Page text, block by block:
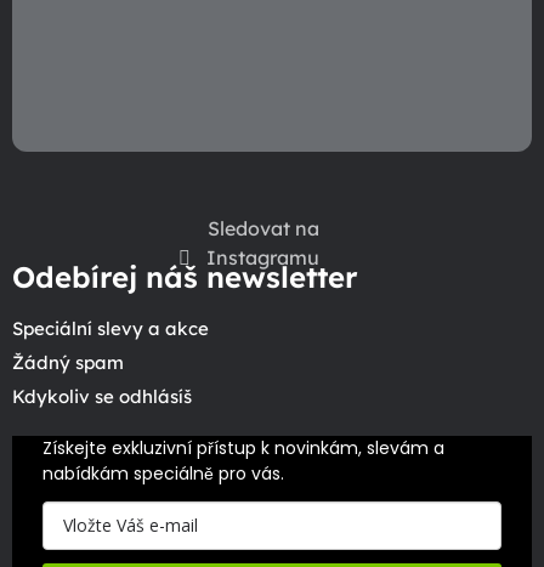
Sledovat na
Instagramu
Odebírej náš newsletter
Speciální slevy a akce
Žádný spam
Kdykoliv se odhlásíš
Získejte exkluzivní přístup k novinkám, slevám a
nabídkám speciálně pro vás.